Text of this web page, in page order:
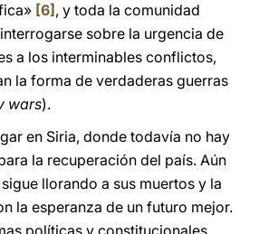
[6] , y toda la comunidad
sobre la urgencia de
a los interminables conflictos,
la forma de verdaderas guerras
wars).
en Siria, donde todavía no hay
la recuperación del país. Aún
llorando a sus muertos y la
la esperanza de un futuro mejor.
políticas y constitucionales